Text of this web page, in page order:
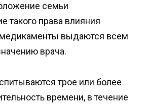
семьи
такого права влияния
выдаются всем
врача.
трое или более
времени, в течение